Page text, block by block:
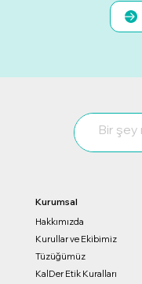
Kurumsal
Hakkımızda
Kurullar ve Ekibimiz
Tüzüğümüz
KalDer Etik Kuralları